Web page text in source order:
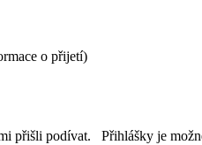
o přijetí)
přišli podívat. Přihlášky je